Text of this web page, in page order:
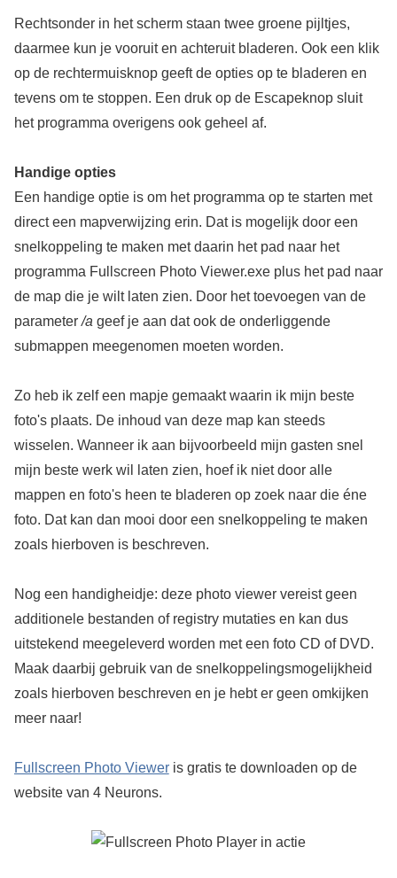
Rechtsonder in het scherm staan twee groene pijltjes,
daarmee kun je vooruit en achteruit bladeren. Ook een klik
op de rechtermuisknop geeft de opties op te bladeren en
tevens om te stoppen. Een druk op de Escapeknop sluit
het programma overigens ook geheel af.
Handige opties
Een handige optie is om het programma op te starten met
direct een mapverwijzing erin. Dat is mogelijk door een
snelkoppeling te maken met daarin het pad naar het
programma Fullscreen Photo Viewer.exe plus het pad naar
de map die je wilt laten zien. Door het toevoegen van de
parameter/ageef je aan dat ook de onderliggende
submappen meegenomen moeten worden.
Zo heb ik zelf een mapje gemaakt waarin ik mijn beste
foto's plaats. De inhoud van deze map kan steeds
wisselen. Wanneer ik aan bijvoorbeeld mijn gasten snel
mijn beste werk wil laten zien, hoef ik niet door alle
mappen en foto's heen te bladeren op zoek naar die éne
foto. Dat kan dan mooi door een snelkoppeling te maken
zoals hierboven is beschreven.
Nog een handigheidje: deze photo viewer vereist geen
additionele bestanden of registry mutaties en kan dus
uitstekend meegeleverd worden met een foto CD of DVD.
Maak daarbij gebruik van de snelkoppelingsmogelijkheid
zoals hierboven beschreven en je hebt er geen omkijken
meer naar!
Fullscreen Photo Vieweris gratis te downloaden op de
website van 4 Neurons.